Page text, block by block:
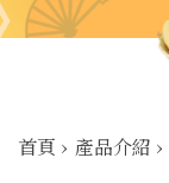
首頁 › 產品介紹 ›